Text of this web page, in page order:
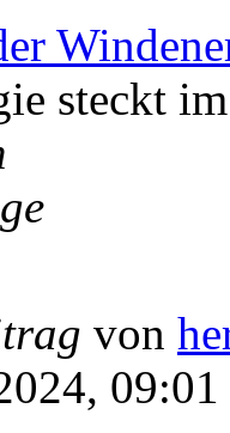
steckt
von
09:01